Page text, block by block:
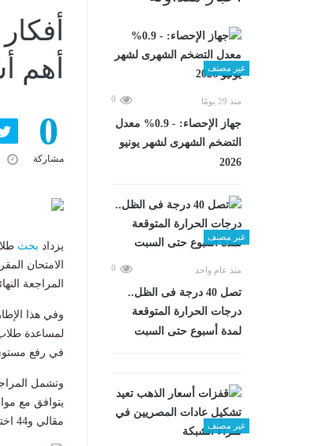
غير مصنف
منذ 29 يومًا 0
جهاز الإحصاء: - 0.9% معدل
التضخم الشهرى لشهر يونيو
2026
غير مصنف
منذ عام واحد 0
تصل 40 درجة فى الظل..
درجات الحرارة المتوقعة
لمدة أسبوع حتى السبت
غير مصنف
أهم
0
مشاركة
يزداد بحث
الامتحان
المراجعة
وفي هذا
لمساعدة طلاب
في رفع مستوى
وتشمل
مقالي و44 اختيار من متعدد.